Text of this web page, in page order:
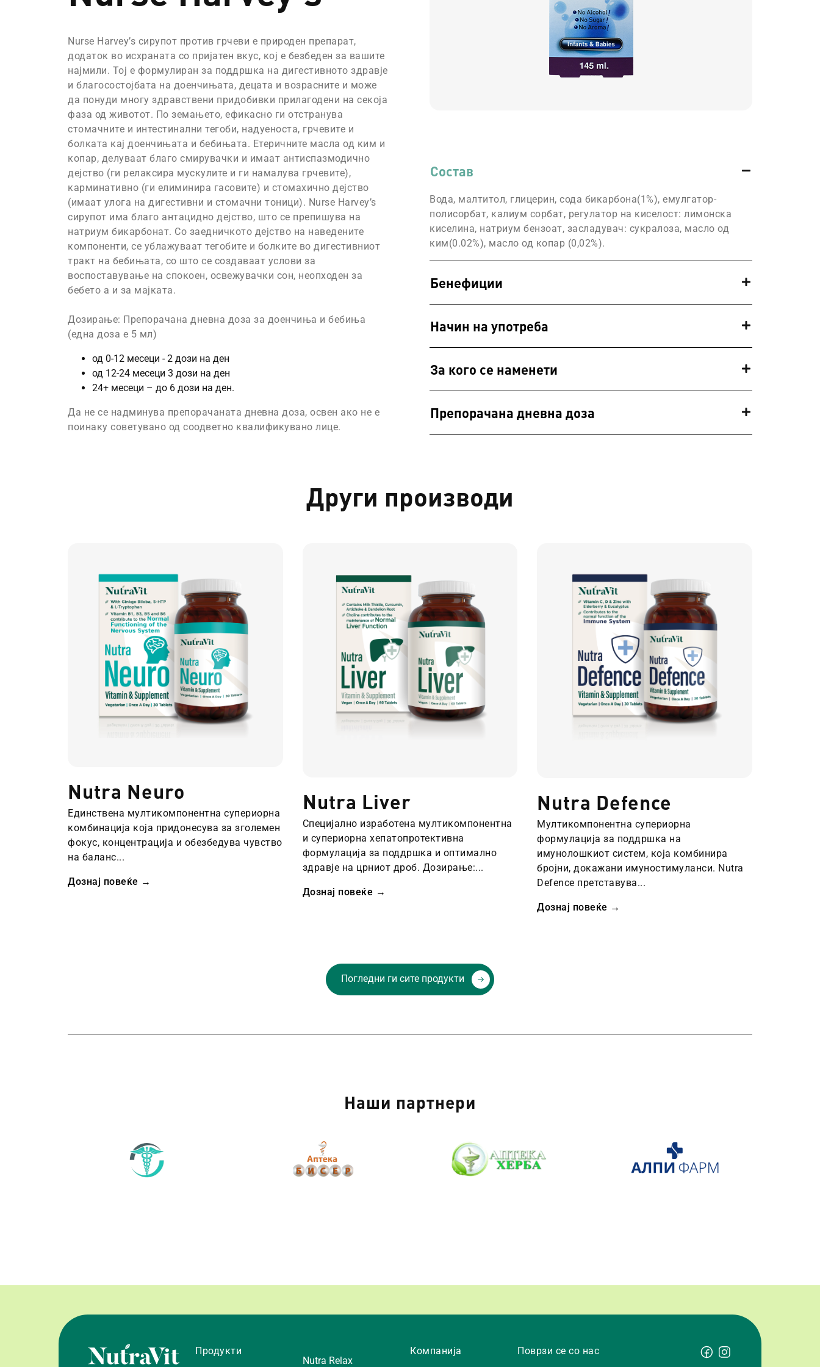
Nurse Harvey’s сирупот против грчеви е природен препарат,
додаток во исхраната со пријатен вкус, кој е безбеден за вашите
најмили. Тој е формулиран за поддршка на дигестивното здравје
и благосостојбата на доенчињата, децата и возрасните и може
да понуди многу здравствени придобивки прилагодени на секоја
фаза од животот. По земањето, ефикасно ги отстранува
стомачните и интестинални тегоби, надуеноста, грчевите и
болката кај доенчињата и бебињата. Етеричните масла од ким и
копар, делуваат благо смирувачки и имаат антиспазмодично
дејство (ги релаксира мускулите и ги намалува грчевите),
карминативно (ги елиминира гасовите) и стомахично дејство
(имаат улога на дигестивни и стомачни тоници). Nurse Harvey’s
сирупот има благо антацидно дејство, што се препишува на
натриум бикарбонат. Со заедничкото дејство на наведените
компоненти, се ублажуваат тегобите и болките во дигестивниот
тракт на бебињата, со што се создаваат услови за
воспоставување на спокоен, освежувачки сон, неопходен за
бебето а и за мајката.
Дозирање: Препорачана дневна доза за доенчиња и бебиња
(една доза е 5 мл)
од 0-12 месеци - 2 дози на ден
од 12-24 месеци 3 дози на ден
24+ месеци – до 6 дози на ден.
Да не се надминува препорачаната дневна доза, освен ако не е
поинаку советувано од соодветно квалификувано лице.
Состав
Вода, малтитол, глицерин, сода бикарбона(1%), емулгатор-
полисорбат, калиум сорбат, регулатор на киселост: лимонска
киселина, натриум бензоат, засладувач: сукралоза, масло од
ким(0.02%), масло од копар (0,02%).
Бенефиции
Начин на употреба
За кого се наменети
Препорачана дневна доза
Други производи
Nutra Neuro
Единствена мултикомпонентна супериорна
комбинација која придонесува за зголемен
фокус, концентрација и обезбедува чувство
на баланс...
Дознај повеќе →
Nutra Liver
Специјално изработена мултикомпонентна
и супериорна хепатопротективна
формулација за поддршка и оптимално
здравје на црниот дроб. Дозирање:...
Дознај повеќе →
Nutra Defence
Мултикомпонентна супериорна
формулација за поддршка на
имунолошкиот систем, која комбинира
бројни, докажани имуностимуланси. Nutra
Defence претставува...
Дознај повеќе →
Погледни ги сите продукти
Наши партнери
Продукти
Nutra Relax
Компанија Поврзи се со нас